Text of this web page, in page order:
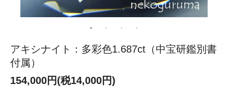
アキシナイト：多彩色1.687ct（中宝研鑑別書
付属）
154,000円(税14,000円)